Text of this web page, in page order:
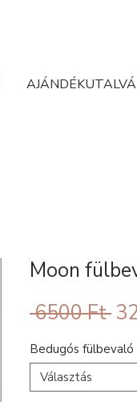
Moon
6500 Ft
ár
Bedugós fülbevaló
Választás